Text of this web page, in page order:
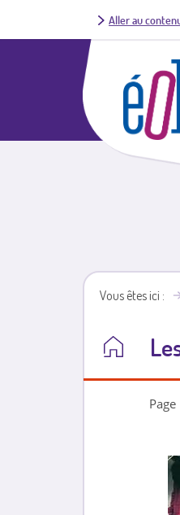
Aller au
Vous êtes ici